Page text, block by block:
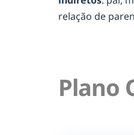
relação de
Plano